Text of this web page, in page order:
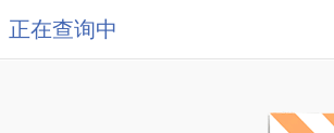
正在查询中